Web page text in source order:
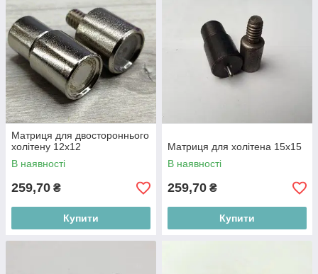
Матриця для двостороннього
холітену 12х12
В наявності
259,70 ₴
Купити
Матриця для холітена 15x15
В наявності
259,70 ₴
Купити